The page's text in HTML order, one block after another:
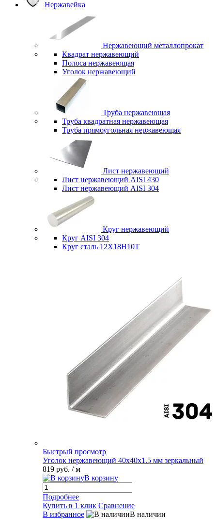
Нержавейка
Нержавеющий металлопрокат
Квадрат нержавеющий
Полоса нержавеющая
Уголок нержавеющий
Труба нержавеющая
Труба квадратная нержавеющая
Труба прямоугольная нержавеющая
Лист нержавеющий
Лист нержавеющий AISI 430
Лист нержавеющий AISI 304
Круг нержавеющий
Круг AISI 304
Круг сталь 12Х18Н10Т
Быстрый просмотр
Уголок нержавеющий 40х40х1.5 мм зеркальный
819 руб. / м
В корзину
Подробнее
Купить в 1 клик Сравнение
В избранное
В наличии